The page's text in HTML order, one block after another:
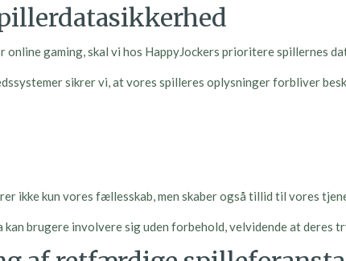
online gaming, skal vi hos HappyJockers prioritere spillernes
sikrer vi, at vores spilleres oplysninger forbliver
ikke kun vores fællesskab, men skaber også tillid til vores
brugere involvere sig uden forbehold, velvidende at deres